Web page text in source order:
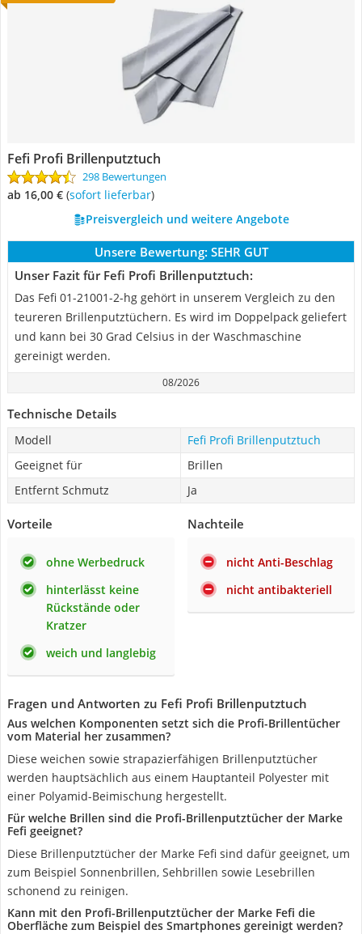
Fefi Profi Brillenputztuch
298 Bewertungen
ab 16,00 € ( Sofort lieferbar)
Preisvergleich und weitere Angebote
Unsere Bewertung: SEHR GUT
Unser Fazit für Fefi Profi Brillenputztuch:
Das Fefi 01-21001-2-hg gehört in unserem Vergleich zu den
teureren Brillenputztüchern. Es wird im Doppelpack geliefert
und kann bei 30 Grad Celsius in der Waschmaschine
gereinigt werden.
08/2026
Technische Details
Modell
Fefi Profi Brillenputztuch
Geeignet für
Brillen
Entfernt Schmutz
Ja
Vorteile
ohne Werbedruck
hinterlässt keine
Rückstände oder
Kratzer
weich und langlebig
Nachteile
nicht Anti-Beschlag
nicht antibakteriell
Fragen und Antworten zu Fefi Profi Brillenputztuch
Aus welchen Komponenten setzt sich die Profi-Brillentücher
vom Material her zusammen?
Diese weichen sowie strapazierfähigen Brillenputztücher
werden hauptsächlich aus einem Hauptanteil Polyester mit
einer Polyamid-Beimischung hergestellt.
Für welche Brillen sind die Profi-Brillenputztücher der Marke
Fefi geeignet?
Diese Brillenputztücher der Marke Fefi sind dafür geeignet, um
zum Beispiel Sonnenbrillen, Sehbrillen sowie Lesebrillen
schonend zu reinigen.
Kann mit den Profi-Brillenputztücher der Marke Fefi die
Oberfläche zum Beispiel des Smartphones gereinigt werden?